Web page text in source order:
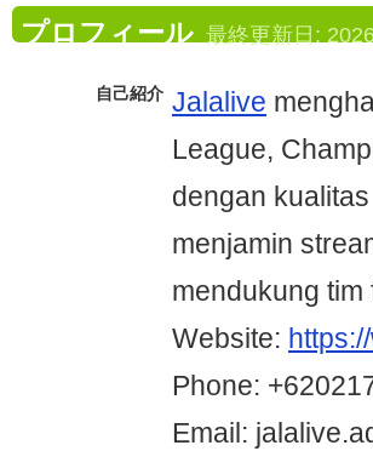
プロフィール 最終更新日:
自己紹介 Jalalive
League,
dengan
menjamin
mendukung tim
Website:
Phone:
Email: